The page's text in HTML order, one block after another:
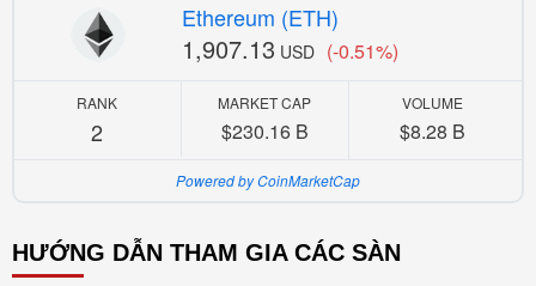
Ethereum (ETH)
1,907.13 USD (-0.51%)
RANK
2
MARKET CAP
$230.16 B
VOLUME
$8.28 B
Powered by CoinMarketCap
HƯỚNG DẪN THAM GIA CÁC SÀN